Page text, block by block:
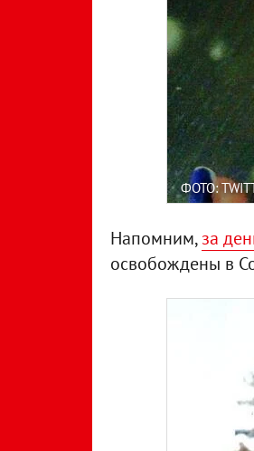
ФОТО:
Напомним,за
освобождены в